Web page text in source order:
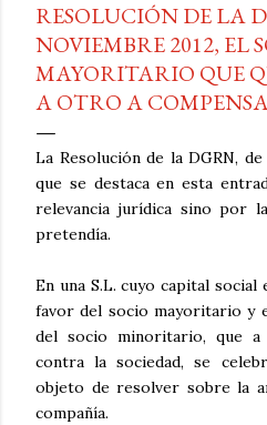
RESOLUCIÓN DE LA
NOVIEMBRE 2012, EL
MAYORITARIO QUE
A OTRO A
La Resolución de la DGRN,
que se destaca en esta
relevancia jurídica sino por
pretendía.
En una S.L. cuyo capital social
favor del socio mayoritario y
del socio minoritario, que
contra la sociedad, se
objeto de resolver sobre la
compañía.